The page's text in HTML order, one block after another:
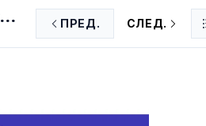
ПРЕД. СЛЕД.